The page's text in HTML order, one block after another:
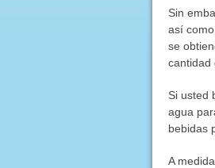
Sin
así
se
cantidad
Si usted
agua
bebidas
A